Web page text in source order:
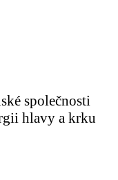
společnosti
hlavy a krku